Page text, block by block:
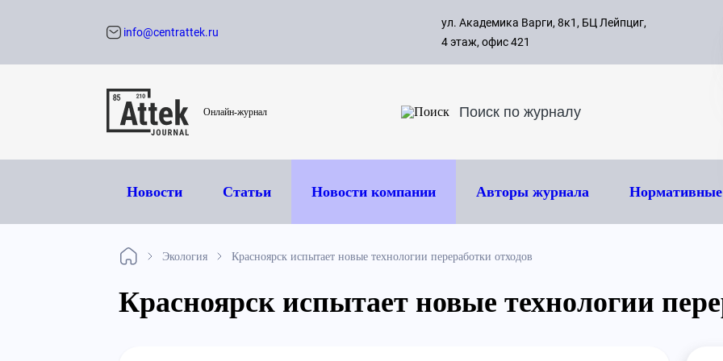
с 09:00
8 495
info@centrattek.ru
ул. Академика Варги, 8к1, БЦ Лейпциг,
4 этаж, офис 421
Онлайн-журнал
Новости Статьи Новости компании Авторы журнала
Экология Красноярск испытает новые технологии переработки отходов
Красноярск испытает новые технологии